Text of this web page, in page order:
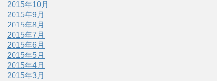
2015年10月
2015年9月
2015年8月
2015年7月
2015年6月
2015年5月
2015年4月
2015年3月